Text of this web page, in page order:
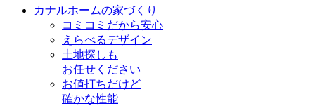
カナルホームの家づくり
コミコミだから安心
えらべるデザイン
土地探しも
お任せください
お値打ちだけど
確かな性能